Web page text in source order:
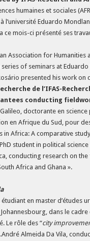
humaines et sociales
l’université Eduardo
ce mois-ci présenté ses
Association for Humanities
of seminars at
presented his work on
de l’IFAS-
conducting
doctorante en
en Afrique du Sud, pour
in Africa: A comparative
student in political
conducting research on
Africa and Ghana ».
en master d’études
dans le
Le rôle des “city
Almeida Da Vila,